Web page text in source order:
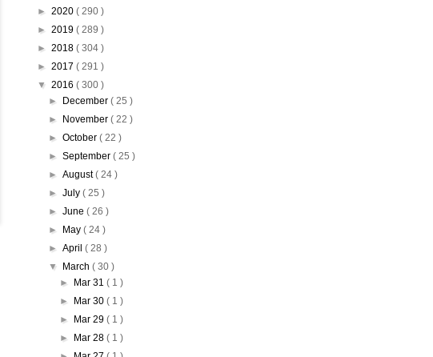
► 2020 ( 290 )
► 2019 ( 289 )
► 2018 ( 304 )
► 2017 ( 291 )
▼ 2016 ( 300 )
►
December ( 25 )
►
November ( 22 )
► October ( 22 )
► September ( 25 )
► August( 24 )
► July ( 25 )
► June ( 26 )
►
May ( 24 )
► April ( 28 )
▼
March ( 30 )
►
Mar 31( 1 )
►
Mar 30( 1 )
►
Mar 29( 1 )
►
Mar 28( 1 )